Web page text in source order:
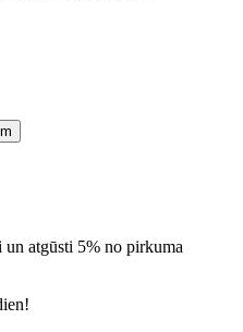
atgūsti 5% no pirkuma